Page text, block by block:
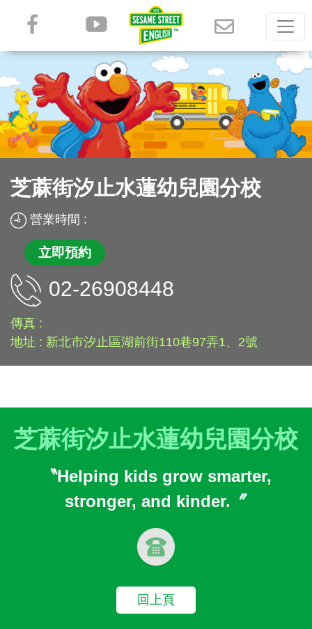
芝蔴街汐止水蓮幼兒園分校
營業時間 :
立即預約
02-26908448
傳真 :
地址 : 新北市汐止區湖前街110巷97弄1、2號
芝蔴街汐止水蓮幼兒園分校
〝Helping kids grow smarter,
stronger, and kinder.〞